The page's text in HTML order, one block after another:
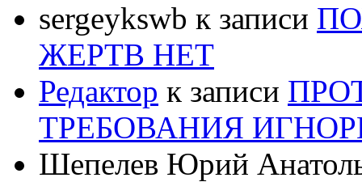
sergeykswb к записи
ЖЕРТВ НЕТ
Редактор к записи
ТРЕБОВАНИЯ
Шепелев Юрий